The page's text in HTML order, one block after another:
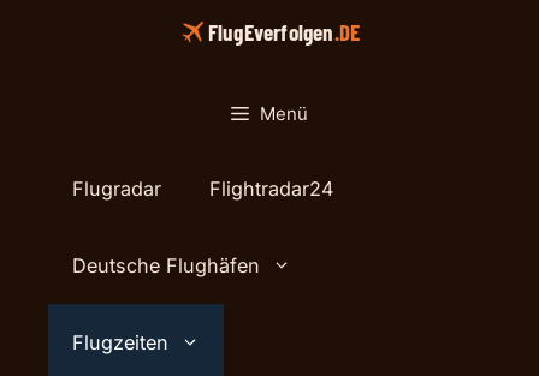
FlugEverfolgen.DE
Menü
Flugradar Flightradar24
Deutsche Flughäfen
Flugzeiten